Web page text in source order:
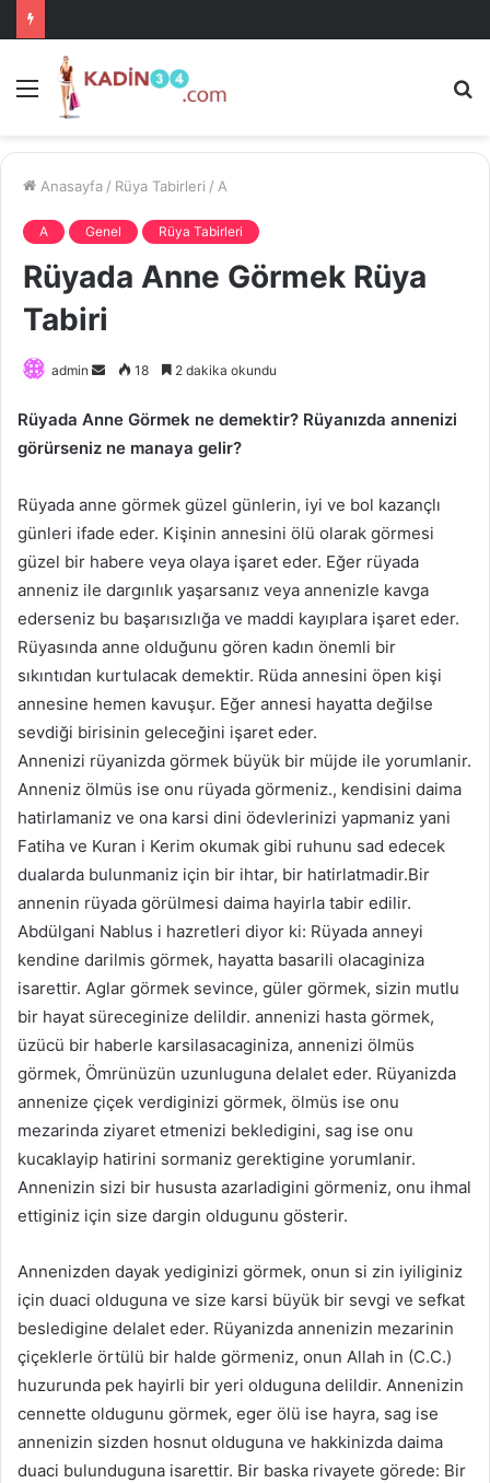
Menü
Anasayfa / Rüya Tabirleri / A
A Genel Rüya Tabirleri
Rüyada Anne Görmek Rüya
Tabiri
admin
Bir
posta
göndermek
18 2 dakika okundu
Rüyada Anne Görmek ne demektir? Rüyanızda annenizi
görürseniz ne manaya gelir?
Rüyada anne görmek güzel günlerin, iyi ve bol kazançlı
günleri ifade eder. Kişinin annesini ölü olarak görmesi
güzel bir habere veya olaya işaret eder. Eğer rüyada
anneniz ile dargınlık yaşarsanız veya annenizle kavga
ederseniz bu başarısızlığa ve maddi kayıplara işaret eder.
Rüyasında anne olduğunu gören kadın önemli bir
sıkıntıdan kurtulacak demektir. Rüda annesini öpen kişi
annesine hemen kavuşur. Eğer annesi hayatta değilse
sevdiği birisinin geleceğini işaret eder.
Annenizi rüyanizda görmek büyük bir müjde ile yorumlanir.
Anneniz ölmüs ise onu rüyada görmeniz., kendisini daima
hatirlamaniz ve ona karsi dini ödevlerinizi yapmaniz yani
Fatiha ve Kuran i Kerim okumak gibi ruhunu sad edecek
dualarda bulunmaniz için bir ihtar, bir hatirlatmadir.Bir
annenin rüyada görülmesi daima hayirla tabir edilir.
Abdülgani Nablus i hazretleri diyor ki: Rüyada anneyi
kendine darilmis görmek, hayatta basarili olacaginiza
isarettir. Aglar görmek sevince, güler görmek, sizin mutlu
bir hayat süreceginize delildir. annenizi hasta görmek,
üzücü bir haberle karsilasacaginiza, annenizi ölmüs
görmek, Ömrünüzün uzunluguna delalet eder. Rüyanizda
annenize çiçek verdiginizi görmek, ölmüs ise onu
mezarinda ziyaret etmenizi bekledigini, sag ise onu
kucaklayip hatirini sormaniz gerektigine yorumlanir.
Annenizin sizi bir hususta azarladigini görmeniz, onu ihmal
ettiginiz için size dargin oldugunu gösterir.
Annenizden dayak yediginizi görmek, onun si zin iyiliginiz
için duaci olduguna ve size karsi büyük bir sevgi ve sefkat
besledigine delalet eder. Rüyanizda annenizin mezarinin
çiçeklerle örtülü bir halde görmeniz, onun Allah in (C.C.)
huzurunda pek hayirli bir yeri olduguna delildir. Annenizin
cennette oldugunu görmek, eger ölü ise hayra, sag ise
annenizin sizden hosnut olduguna ve hakkinizda daima
duaci bulunduguna isarettir. Bir baska rivayete görede: Bir